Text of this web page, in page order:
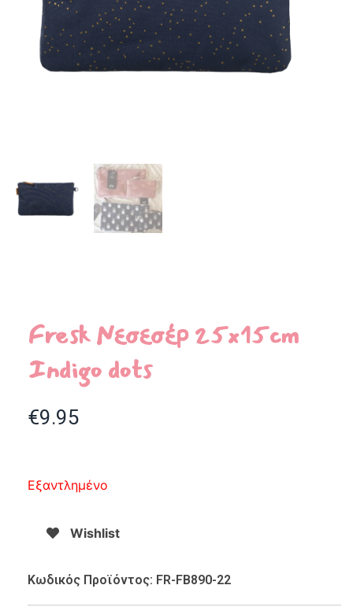
Fresk Νεσεσέρ 25x15cm
Indigo dots
€9.95
Εξαντλημένο
Wishlist
Κωδικός Προϊόντος: FR-FB890-22